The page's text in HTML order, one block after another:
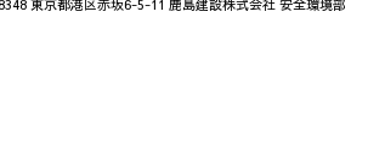
東京都港区赤坂6-5-11 鹿島建設株式会社 安全環境部